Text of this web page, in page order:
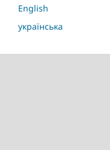
English
українська